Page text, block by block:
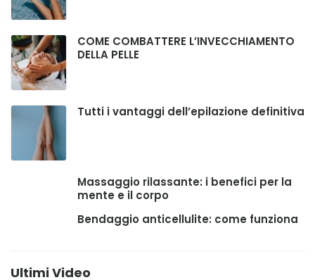
COME COMBATTERE L’INVECCHIAMENTO
DELLA PELLE
Tutti i vantaggi dell’epilazione definitiva
Massaggio rilassante: i benefici per la
mente e il corpo
Bendaggio anticellulite: come funziona
Ultimi Video